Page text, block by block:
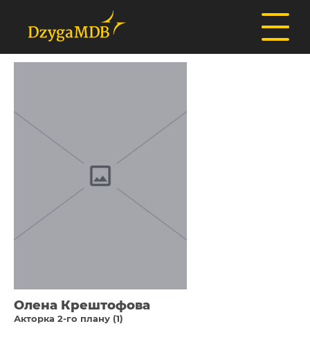
Олена Крештофова
Акторка 2-го плану (1)